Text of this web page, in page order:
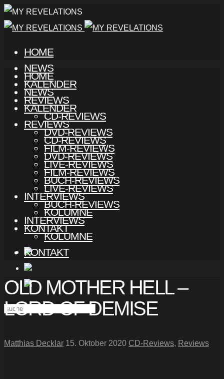
HOME
NEWS
KALENDER
REVIEWS
CD-REVIEWS
DVD-REVIEWS
FILM-REVIEWS
LIVE-REVIEWS
BUCH-REVIEWS
INTERVIEWS
KOLUMNE
KONTAKT
HOME
NEWS
KALENDER
REVIEWS
CD-REVIEWS
DVD-REVIEWS
FILM-REVIEWS
LIVE-REVIEWS
BUCH-REVIEWS
INTERVIEWS
KOLUMNE
KONTAKT
OLD MOTHER HELL –
LORD OF DEMISE
Matthias Decklar 15. Oktober 2020 CD-Reviews, Reviews